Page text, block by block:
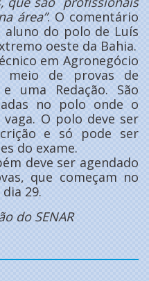
área”. O comentário
aluno do polo de Luís
oeste da Bahia.
em Agronegócio
meio de provas de
uma Redação. São
no polo onde o
O polo deve ser
e só pode ser
do exame.
deve ser agendado
que começam no
29.
do SENAR